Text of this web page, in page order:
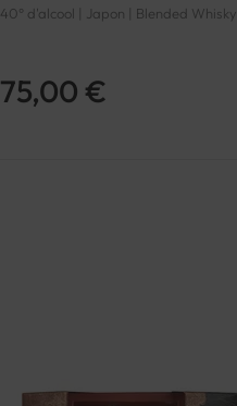
40° d'alcool | Japon | Blended Whisky
75,00 €